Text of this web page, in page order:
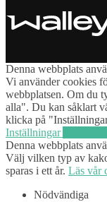
Denna webbplats
Vi använder cookies
webbplatsen. Om du
alla". Du kan såklart
klicka på
Inställningar
Denna webbplats
Välj vilken typ av
sparas i ett år. Läs vår
Nödvändiga